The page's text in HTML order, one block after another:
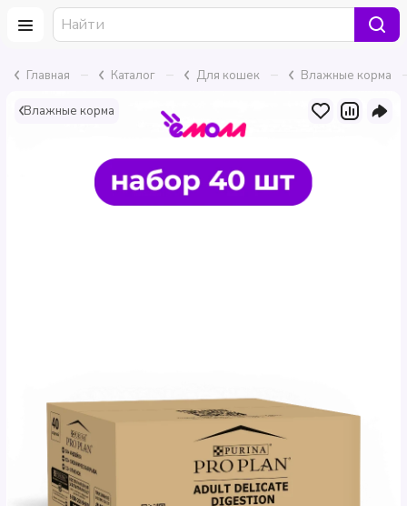
Главная – Каталог – Для кошек – Влажные корма
Влажные корма